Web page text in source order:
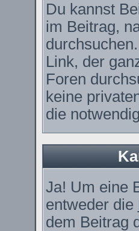
Du kannst
im Beitrag,
Link, der
Foren
keine
die
Ja! Um eine
entweder die
dem Beitrag